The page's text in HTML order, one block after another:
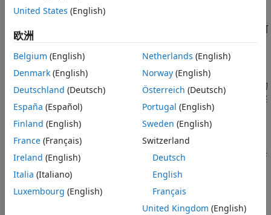
示例
检查信息
版本历史记录
另请参阅
理由
当您使用重用
名称时，代码会变得混乱且难以维护。您可
能会使用错误的标识符并引入难以修复的错误。
Polyspace实现
该规则报告标识符声明中的违规情况，即标识符名称与之前声明的
typedef 名称相同。检查项不会标记发生在不同命名空间中的冲突
名称。
故障排除
如果您预期会出现违规，而 Polyspace 未报告该违规，请参阅
诊
断为何编码规范违规未按预期显示
示例
United States (English)
欧洲
Belgium (English)
Denmark (English)
Deutschland (Deutsch)
España (Español)
Finland (English)
France (Français)
Ireland (English)
Italia (Italiano)
Luxembourg (English)
Netherlands (English)
Norway(English)
Österreich (Deutsch)
Portugal (English)
Sweden (English)
Switzerland
Deutsch
English
Français
United Kingdom (English)